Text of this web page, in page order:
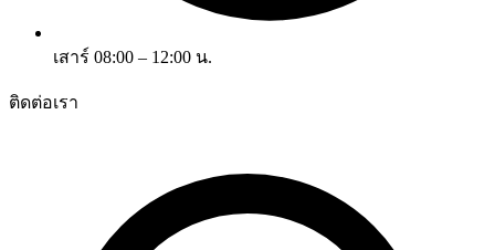
เสาร์ 08:00 – 12:00 น.
ติดต่อเรา